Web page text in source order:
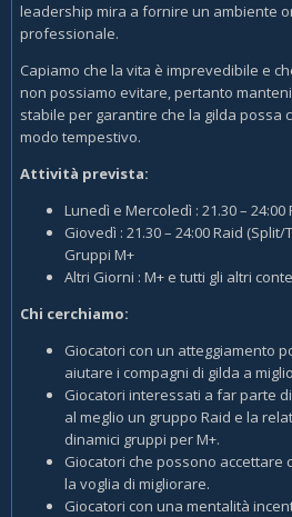
leadership mira a fornire un ambiente
professionale.
Capiamo che la vita è imprevedibile e
non possiamo evitare, pertanto
stabile per garantire che la gilda possa
modo tempestivo.
Attività prevista:
Lunedì e Mercoledì : 21.30 –
Giovedì : 21.30 – 24:00 Raid
Gruppi M+
Altri Giorni : M+ e tutti gli altri
Chi cerchiamo:
Giocatori con un atteggiamento
aiutare i compagni di gilda a
Giocatori interessati a far parte
al meglio un gruppo Raid e la
dinamici gruppi per M+.
Giocatori che possono accettare
la voglia di migliorare.
Giocatori con una mentalità